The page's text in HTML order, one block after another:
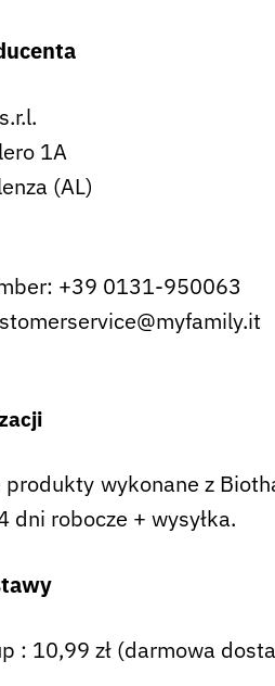
1A
(AL)
+39 0131-950063
wykonane z
dni robocze + wysyłka.
: 10,99 zł (darmowa